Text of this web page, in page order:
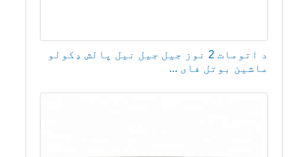
د اتومات 2 نوز جیل جیل نیل پالش ډکولو
ماشین بوتل فای ...